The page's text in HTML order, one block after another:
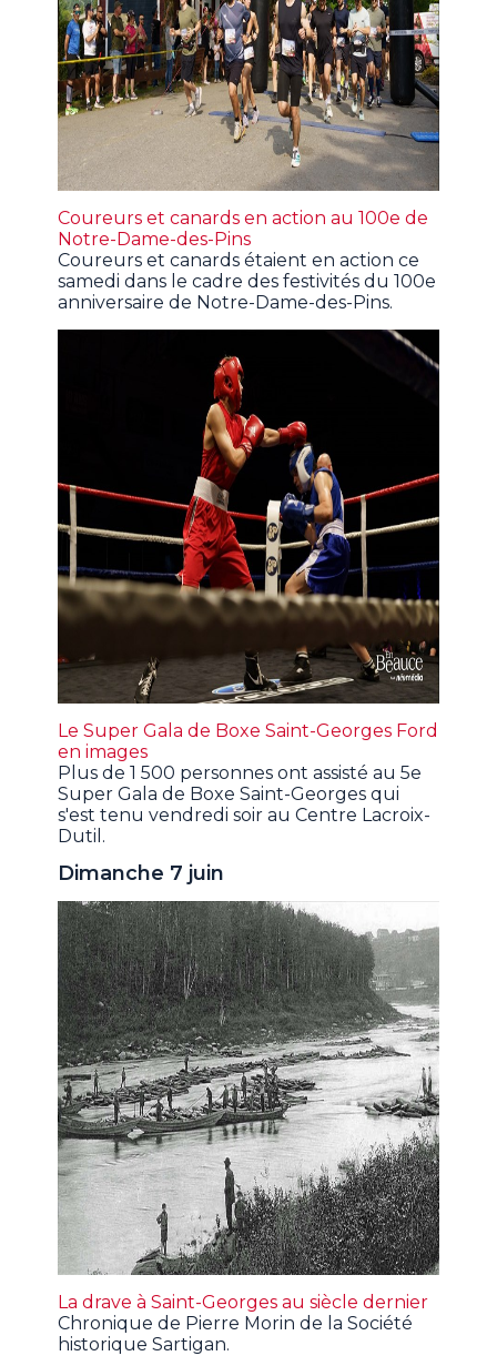
Coureurs et canards en action au 100e de
Notre-Dame-des-Pins
Coureurs et canards étaient en action ce
samedi dans le cadre des festivités du 100e
anniversaire de Notre-Dame-des-Pins.
Le Super Gala de Boxe Saint-Georges Ford
en images
Plus de 1 500 personnes ont assisté au 5e
Super Gala de Boxe Saint-Georges qui
s'est tenu vendredi soir au Centre Lacroix-
Dutil.
Dimanche 7 juin
La drave à Saint-Georges au siècle dernier
Chronique de Pierre Morin de la Société
historique Sartigan.